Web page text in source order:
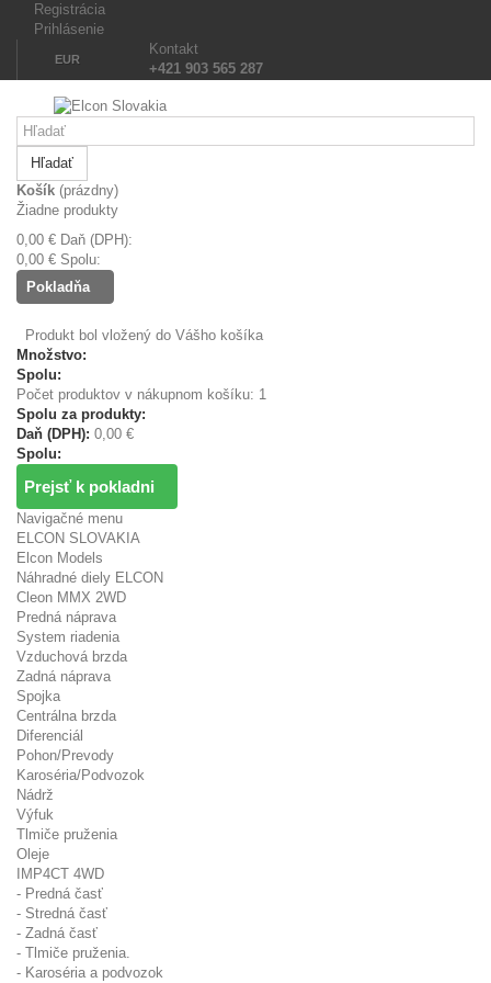
Registrácia
Prihlásenie
EUR
Kontakt
+421 903 565 287
Hľadať
Košík (prázdny)
Žiadne produkty
0,00 € Daň (DPH):
0,00 € Spolu:
Pokladňa
Produkt bol vložený do Vášho košíka
Množstvo:
Spolu:
Počet produktov v nákupnom košíku: 1
Spolu za produkty:
Daň (DPH): 0,00 €
Spolu:
Prejsť k pokladni
Navigačné menu
ELCON SLOVAKIA
Elcon Models
Náhradné diely ELCON
Cleon MMX 2WD
Predná náprava
System riadenia
Vzduchová brzda
Zadná náprava
Spojka
Centrálna brzda
Diferenciál
Pohon/Prevody
Karoséria/Podvozok
Nádrž
Výfuk
Tlmiče pruženia
Oleje
IMP4CT 4WD
- Predná časť
- Stredná časť
- Zadná časť
- Tlmiče pruženia.
- Karoséria a podvozok